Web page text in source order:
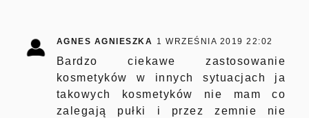
AGNES AGNIESZKA 1 WRZEŚNIA 2019 22:02
Bardzo ciekawe zastosowanie
kosmetyków w innych sytuacjach ja
takowych kosmetyków nie mam co
zalegają pułki i przez zemnie nie